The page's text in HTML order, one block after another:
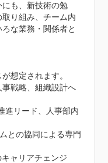
にも、新技術の勉
り組み、チーム内
な業務・関係者と
想定されます。
事戦略、組織設計へ
進リード、人事部内
との協同による専門
ャリアチェンジ